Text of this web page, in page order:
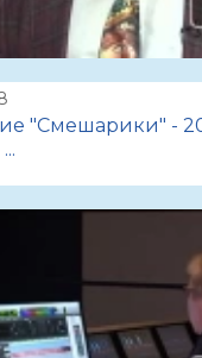
"Смешарики" -